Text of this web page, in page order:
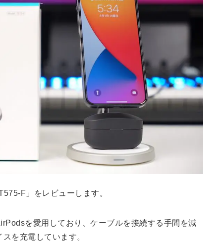
F」をレビューします。
を愛用しており、ケーブルを接続する手間を減
を充電しています。